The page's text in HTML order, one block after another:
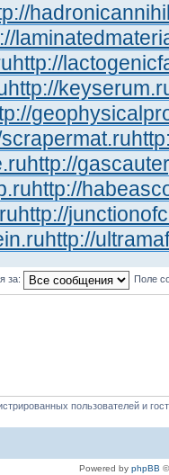
http://
http://
http://
http://
http://
http://
за: Поле
пользователей и
Powered by phpBB